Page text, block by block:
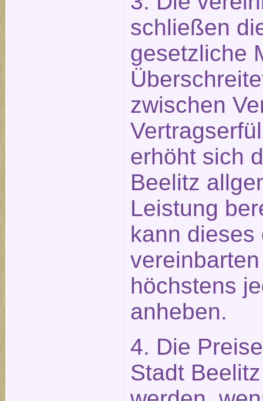
schließen
gesetzliche
zwischen
erhöht sich
Beelitz
Leistung
kann dieses
höchstens
anheben.
4. Die
Stadt